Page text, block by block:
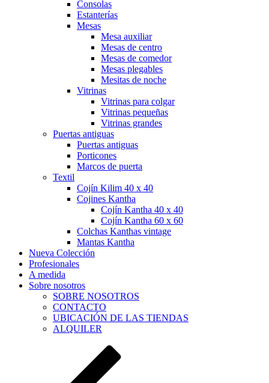
Consolas
Estanterías
Mesas
Mesa auxiliar
Mesas de centro
Mesas de comedor
Mesas plegables
Mesitas de noche
Vitrinas
Vitrinas para colgar
Vitrinas pequeñas
Vitrinas grandes
Puertas antiguas
Puertas antiguas
Porticones
Marcos de puerta
Textil
Cojín Kilim 40 x 40
Cojines Kantha
Cojín Kantha 40 x 40
Cojín Kantha 60 x 60
Colchas Kanthas vintage
Mantas Kantha
Nueva Colección
Profesionales
A medida
Sobre nosotros
SOBRE NOSOTROS
CONTACTO
UBICACIÓN DE LAS TIENDAS
ALQUILER